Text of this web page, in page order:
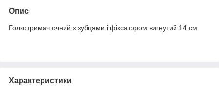
Опис
Голкотримач очний з зубцями і фіксатором вигнутий 14 см
Характеристики